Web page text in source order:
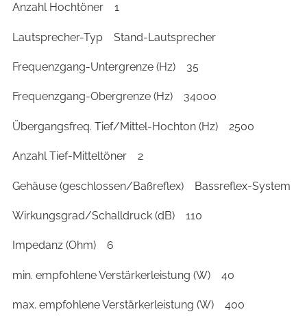
Anzahl Hochtöner 1
Lautsprecher-Typ Stand-Lautsprecher
Frequenzgang-Untergrenze (Hz) 35
Frequenzgang-Obergrenze (Hz) 34000
Übergangsfreq. Tief/Mittel-Hochton (Hz) 2500
Anzahl Tief-Mitteltöner 2
Gehäuse (geschlossen/Baßreflex) Bassreflex-System
Wirkungsgrad/Schalldruck (dB) 110
Impedanz (Ohm) 6
min. empfohlene Verstärkerleistung (W) 40
max. empfohlene Verstärkerleistung (W) 400